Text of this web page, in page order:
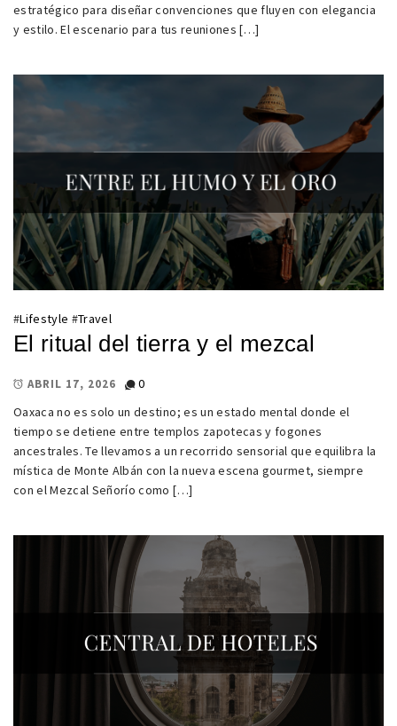
estratégico para diseñar convenciones que fluyen con elegancia
y estilo. El escenario para tus reuniones […]
#Lifestyle #Travel
El ritual del tierra y el mezcal
ABRIL 17, 2026
0
Oaxaca no es solo un destino; es un estado mental donde el
tiempo se detiene entre templos zapotecas y fogones
ancestrales. Te llevamos a un recorrido sensorial que equilibra la
mística de Monte Albán con la nueva escena gourmet, siempre
con el Mezcal Señorío como […]